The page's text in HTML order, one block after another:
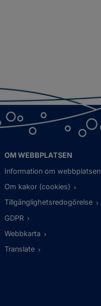
OM WEBBPLATSEN
Information om webbplatsen
Om kakor (cookies)
Tillgänglighetsredogörelse
GDPR
Webbkarta
Translate